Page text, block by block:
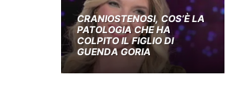
CRANIOSTENOSI, COS’È LA
PATOLOGIA CHE HA
COLPITO IL FIGLIO DI
GUENDA GORIA